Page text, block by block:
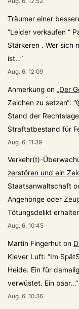
Träumer einer
“Leider verkaufen “
Stärkeren . Wer sich
ist…”
Aug. 6, 12:09
Anmerkung on „Der
Zeichen zu setzen“: “
Stand der
Straftatbestand für
Aug. 6, 11:39
Verkehr(t)-
zerstören und ein
Staatsanwaltschaft
Angehörige oder
Tötungsdelikt
Aug. 6, 10:45
Martin Fingerhut on
Klever Luft: “Im
Heide. Ein für
verwüstet. Ein paar…”
Aug. 6, 10:36